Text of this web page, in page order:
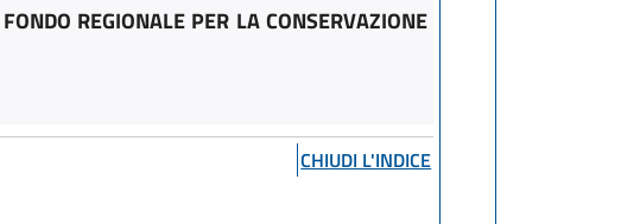
REGIONALE PER LA CONSERVAZIONE
CHIUDI L'INDICE